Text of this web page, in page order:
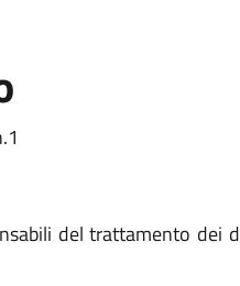
del trattamento